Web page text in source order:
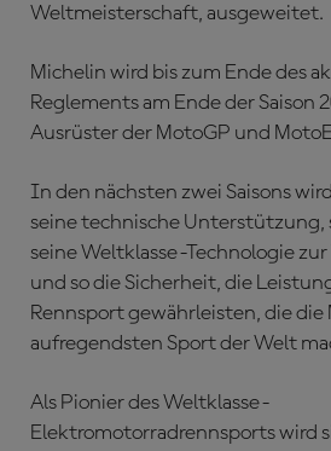
Weltmeisterschaft, ausgeweitet.
Michelin wird bis zum Ende des
Reglements am Ende der Saison
Ausrüster der MotoGP und
In den nächsten zwei Saisons
seine technische Unterstützung,
seine Weltklasse-Technologie
und so die Sicherheit, die
Rennsport gewährleisten, die die
aufregendsten Sport der Welt
Als Pionier des Weltklasse-
Elektromotorradrennsports wird